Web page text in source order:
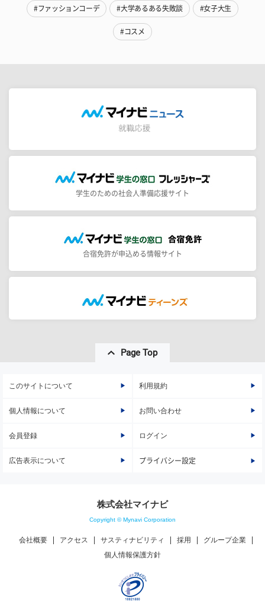
#ファッションコーデ #大学あるある失敗談 #女子大生
#コスメ
学生のための社会人準備応援サイト
合宿免許が申込める情報サイト
Page Top
このサイトについて 利用規約
個人情報について お問い合わせ
会員登録 ログイン
広告表示について プライバシー設定
株式会社マイナビ
Copyright © Mynavi Corporation
会社概要 アクセス サスティナビリティ 採用
グループ企業
個人情報保護方針